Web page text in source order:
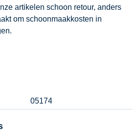
artikelen schoon retour, anders
om schoonmaakkosten in
05174